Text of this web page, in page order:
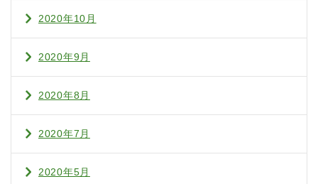
2020年10月
2020年9月
2020年8月
2020年7月
2020年5月